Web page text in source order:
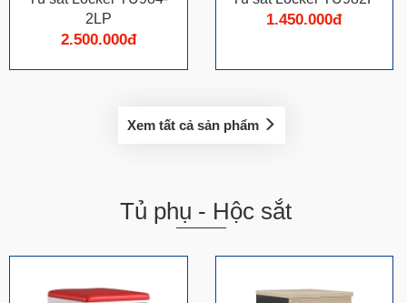
2LP
2.500.000đ
1.450.000đ
Xem tất cả sản phẩm
Tủ phụ - Hộc sắt